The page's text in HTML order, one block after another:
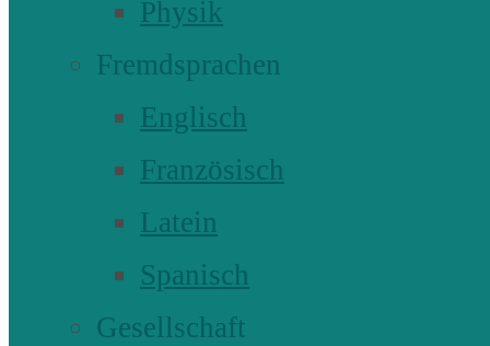
Physik
Fremdsprachen
Englisch
Französisch
Latein
Spanisch
Gesellschaft